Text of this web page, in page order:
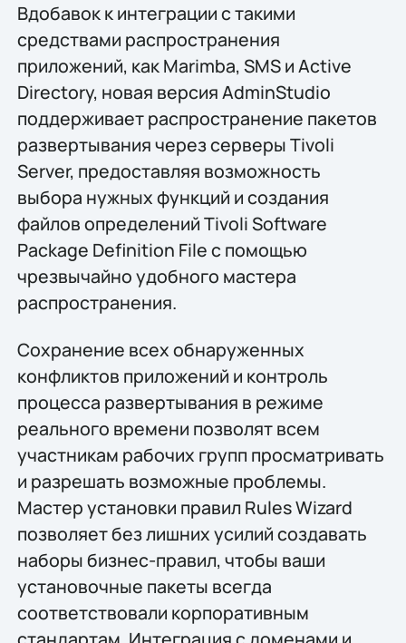
Вдобавок к интеграции с такими
средствами распространения
приложений, как Marimba, SMS и Active
Directory, новая версия AdminStudio
поддерживает распространение пакетов
развертывания через серверы Tivoli
Server, предоставляя возможность
выбора нужных функций и создания
файлов определений Tivoli Software
Package Definition File с помощью
чрезвычайно удобного мастера
распространения.
Сохранение всех обнаруженных
конфликтов приложений и контроль
процесса развертывания в режиме
реального времени позволят всем
участникам рабочих групп просматривать
и разрешать возможные проблемы.
Мастер установки правил Rules Wizard
позволяет без лишних усилий создавать
наборы бизнес-правил, чтобы ваши
установочные пакеты всегда
соответствовали корпоративным